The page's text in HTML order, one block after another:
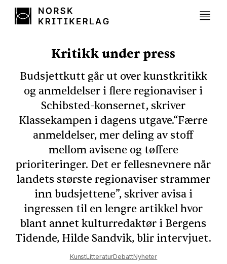
Kritikk under press
Budsjettkutt går ut over kunstkritikk
og anmeldelser i flere regionaviser i
Schibsted-konsernet, skriver
Klassekampen i dagens utgave.“Færre
anmeldelser, mer deling av stoff
mellom avisene og tøffere
prioriteringer. Det er fellesnevnere når
landets største regionaviser strammer
inn budsjettene”, skriver avisa i
ingressen til en lengre artikkel hvor
blant annet kulturredaktør i Bergens
Tidende, Hilde Sandvik, blir intervjuet.
KunstLitteraturDebattNyheter